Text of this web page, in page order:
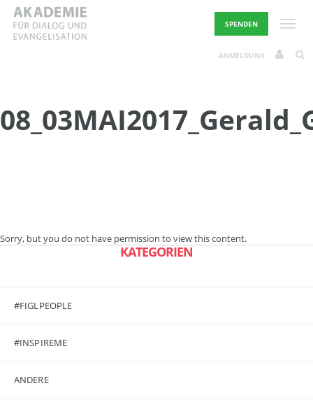
Skip
content
SPENDEN
ANMELDUNG
Sorry, but you do not have permission to view this content.
KATEGORIEN
#FIGLPEOPLE
#INSPIREME
ANDERE